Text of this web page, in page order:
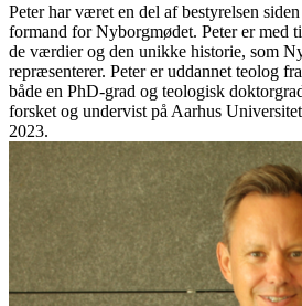
Peter har været en del af bestyrelsen
formand for Nyborgmødet. Peter er med
de værdier og den unikke historie, som
repræsenterer. Peter er uddannet teolog
både en PhD-grad og teologisk
forsket og undervist på Aarhus
2023.